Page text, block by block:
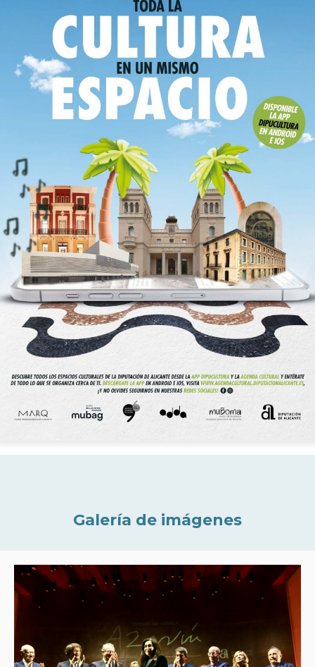
Galería de imágenes